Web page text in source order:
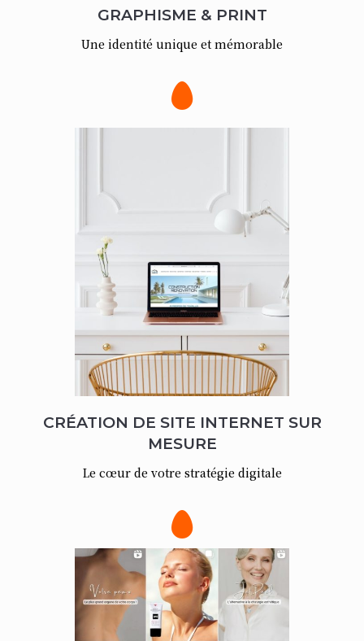
GRAPHISME & PRINT
Une identité unique et mémorable

CRÉATION DE SITE INTERNET SUR
MESURE
Le cœur de votre stratégie digitale
